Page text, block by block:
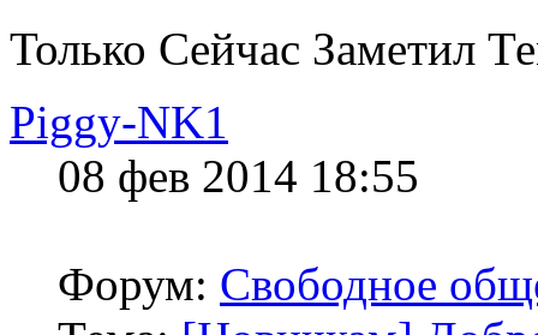
Только Сейчас Заметил
Piggy-NK1
08 фев 2014 18:55
Форум: Свободное